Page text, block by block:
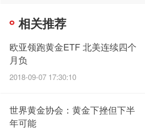
相关推荐
欧亚领跑黄金ETF 北美连续四个
月负
2018-09-07 17:30:10
世界黄金协会：黄金下挫但下半
年可能